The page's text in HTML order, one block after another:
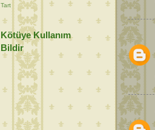
Tart
Kötüye Kullanım
Bildir